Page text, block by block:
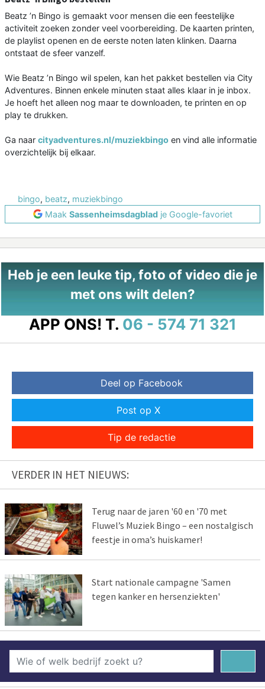
Beatz ’n Bingo is gemaakt voor mensen die een feestelijke
activiteit zoeken zonder veel voorbereiding. De kaarten printen,
de playlist openen en de eerste noten laten klinken. Daarna
ontstaat de sfeer vanzelf.
Wie Beatz ’n Bingo wil spelen, kan het pakket bestellen via City
Adventures. Binnen enkele minuten staat alles klaar in je inbox.
Je hoeft het alleen nog maar te downloaden, te printen en op
play te drukken.
Ga naar cityadventures.nl/muziekbingo en vind alle informatie
overzichtelijk bij elkaar.
bingo, beatz, muziekbingo
Maak Sassenheimsdagbladje Google-favoriet
Heb je een leuke tip, foto of video die je
met ons wilt delen?
APP ONS! T. 06 - 574 71 321
Deel op Facebook
Post op X
Tip de redactie
VERDER IN HET NIEUWS:
Terug naar de jaren '60 en '70 met
Fluwel’s Muziek Bingo – een nostalgisch
feestje in oma’s huiskamer!
Start nationale campagne 'Samen
tegen kanker en hersenziekten'